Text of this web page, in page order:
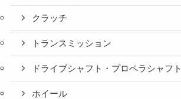
クラッチ
トランスミッション
ドライブシャフト・プロペラシャフト
ホイール